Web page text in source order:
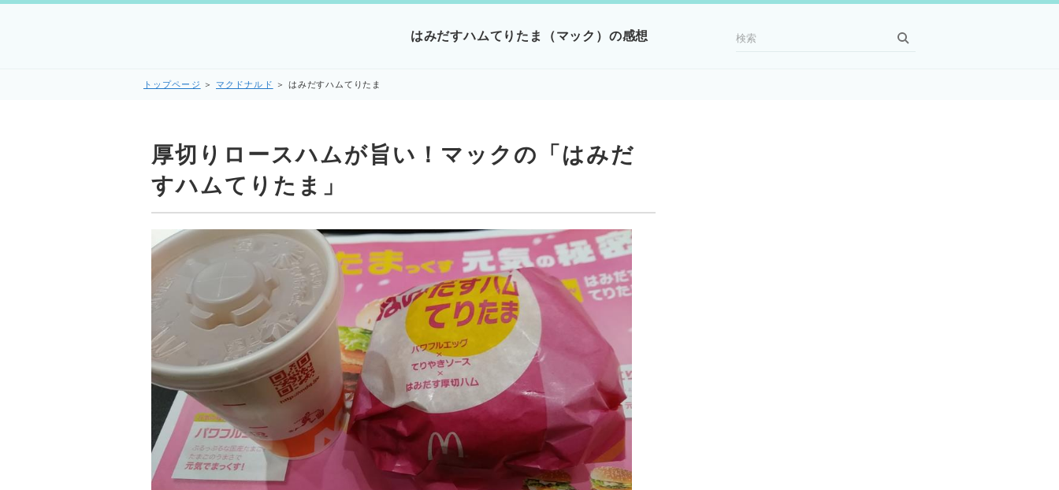
はみだすハムてりたま（マック）の感想
トップページ ＞ マクドナルド ＞はみだすハムてりたま
厚切りロースハムが旨い！マックの「はみだ
すハムてりたま」